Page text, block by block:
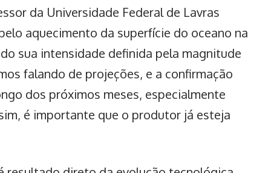
da Universidade Federal de Lavras
aquecimento da superfície do oceano na
sua intensidade definida pela magnitude
falando de projeções, e a confirmação
dos próximos meses, especialmente
é importante que o produtor já esteja